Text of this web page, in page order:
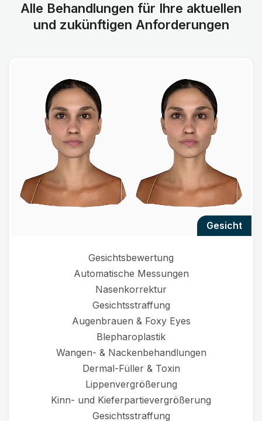
Alle Behandlungen für Ihre aktuellen
und zukünftigen Anforderungen
gesicht
Gesichtsbewertung
Automatische Messungen
Nasenkorrektur
Gesichtsstraffung
Augenbrauen & Foxy Eyes
Blepharoplastik
Wangen- & Nackenbehandlungen
Dermal-Füller & Toxin
Lippenvergrößerung
Kinn- und Kieferpartievergrößerung
Gesichtsstraffung